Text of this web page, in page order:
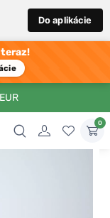
Do aplikácie
teraz!
0